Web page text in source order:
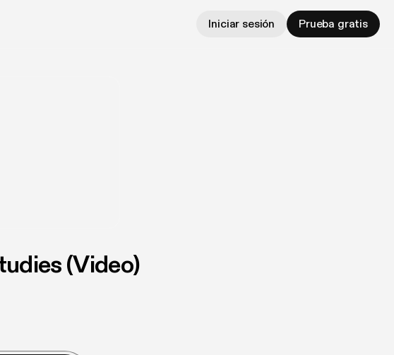
Iniciar sesión Prueba gratis
(Video)